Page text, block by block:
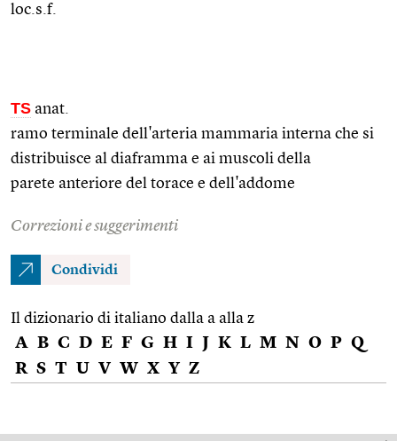
loc.s.f.
TS anat.
ramo terminale dell'arteria mammaria interna che si
distribuisce al diaframma e ai muscoli della
parete anteriore del torace e dell'addome
Correzioni e suggerimenti
Condividi
Il dizionario di italiano dalla a alla z
A B C D E F G H I J K L M N O P Q
R S T U V W X Y Z